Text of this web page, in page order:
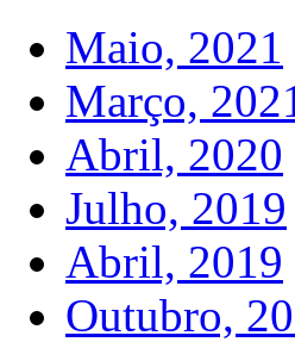
Maio, 2021
Março,
Abril, 2020
Julho, 2019
Abril, 2019
Outubro,